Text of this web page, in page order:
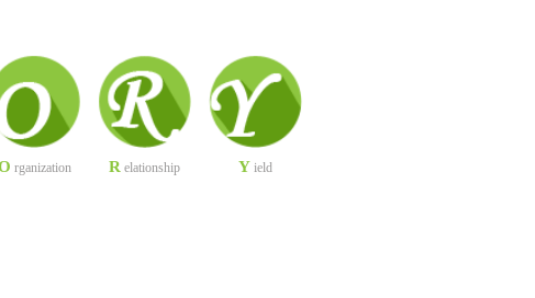
rganization R elationship Y ield